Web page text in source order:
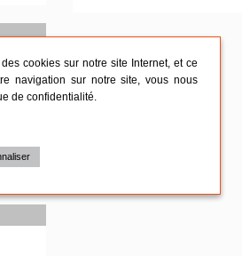
cookies sur notre site Internet, et ce
navigation sur notre site, vous nous
de confidentialité